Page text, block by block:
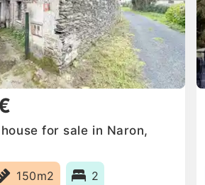
for sale in Naron,
150m2 2